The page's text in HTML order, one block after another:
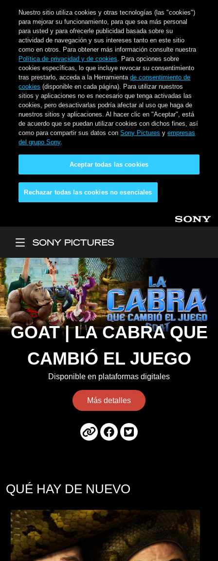
Nuestro sitio utiliza cookies y otras tecnologías (las "cookies")
para mejorar su funcionamiento, para que sea más personal
para usted y para ofrecerle publicidad basada sobre su
actividad de navegación y sus intereses tanto en este sitio
como en otros. Para obtener más información consulte nuestra
Política de privacidad y de cookies. Para opciones sobre
cookies específicas, lo que incluye revocar su consentimiento
tras prestarlo, acceda a la Herramientade consentimiento de
cookies (disponible en cada página). Para utilizar nuestros
sitios y aplicaciones no es necesario que tenga activadas las
cookies, pero desactivarlas podría afectar al uso que haga de
nuestros sitios y aplicaciones. Al hacer clic en "Aceptar", está
de acuerdo que se puedan utilizar cookies con dichos fines, así
como para compartir sus datos conSony Pictures yempresas
del grupo Sony.
Rechazar todas las cookies no esenciales
Aceptar todas las cookies
GOAT | LA CABRA QUE
CAMBIÓ EL JUEGO
Disponible en plataformas digitales
Más detalles
QUÉ HAY DE NUEVO